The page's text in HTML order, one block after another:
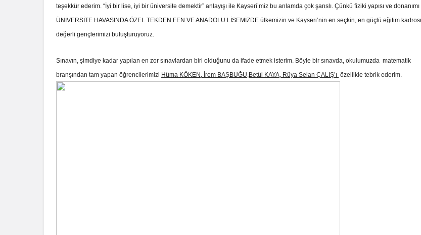
teşekkür ederim. “İyi bir lise, iyi bir üniversite demektir” anlayışı ile Kayseri’miz bu anlamda çok şanslı. Çünkü fiziki yapısı ve donanımı
ÜNİVERSİTE HAVASINDA ÖZEL TEKDEN FEN VE ANADOLU LİSEMİZDE ülkemizin ve Kayseri’nin en seçkin, en güçlü eğitim
değerli gençlerimizi buluşturuyoruz.
Sınavın, şimdiye kadar yapılan en zor sınavlardan biri olduğunu da ifade etmek isterim. Böyle bir sınavda, okulumuzda matematik
branşından tam yapan öğrencilerimizi Hüma KÖKEN, İrem BAŞBUĞU,Betül KAYA, Rüya Selan ÇALIŞ’ı özellikle tebrik ederim.